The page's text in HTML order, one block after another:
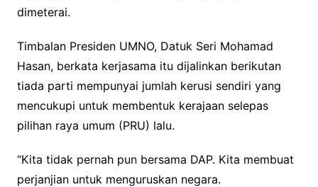
dimeterai.
Timbalan Presiden UMNO, Datuk Seri Mohamad
Hasan, berkata kerjasama itu dijalinkan berikutan
tiada parti mempunyai jumlah kerusi sendiri yang
mencukupi untuk membentuk kerajaan selepas
pilihan raya umum (PRU) lalu.
“Kita tidak pernah pun bersama DAP. Kita membuat
perjanjian untuk menguruskan negara.